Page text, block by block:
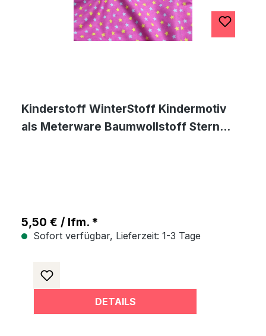
Kinderstoff WinterStoff Kindermotiv
als Meterware Baumwollstoff Stern
5,50 € / lfm. *
Sofort verfügbar, Lieferzeit: 1-3 Tage
DETAILS